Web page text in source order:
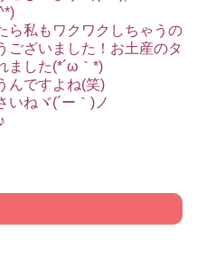
ら私もワクワクしちゃうの
ございました！お土産のタ
ました(*´ω｀*)
んですよね(笑)
いねヾ(´ー｀)ノ